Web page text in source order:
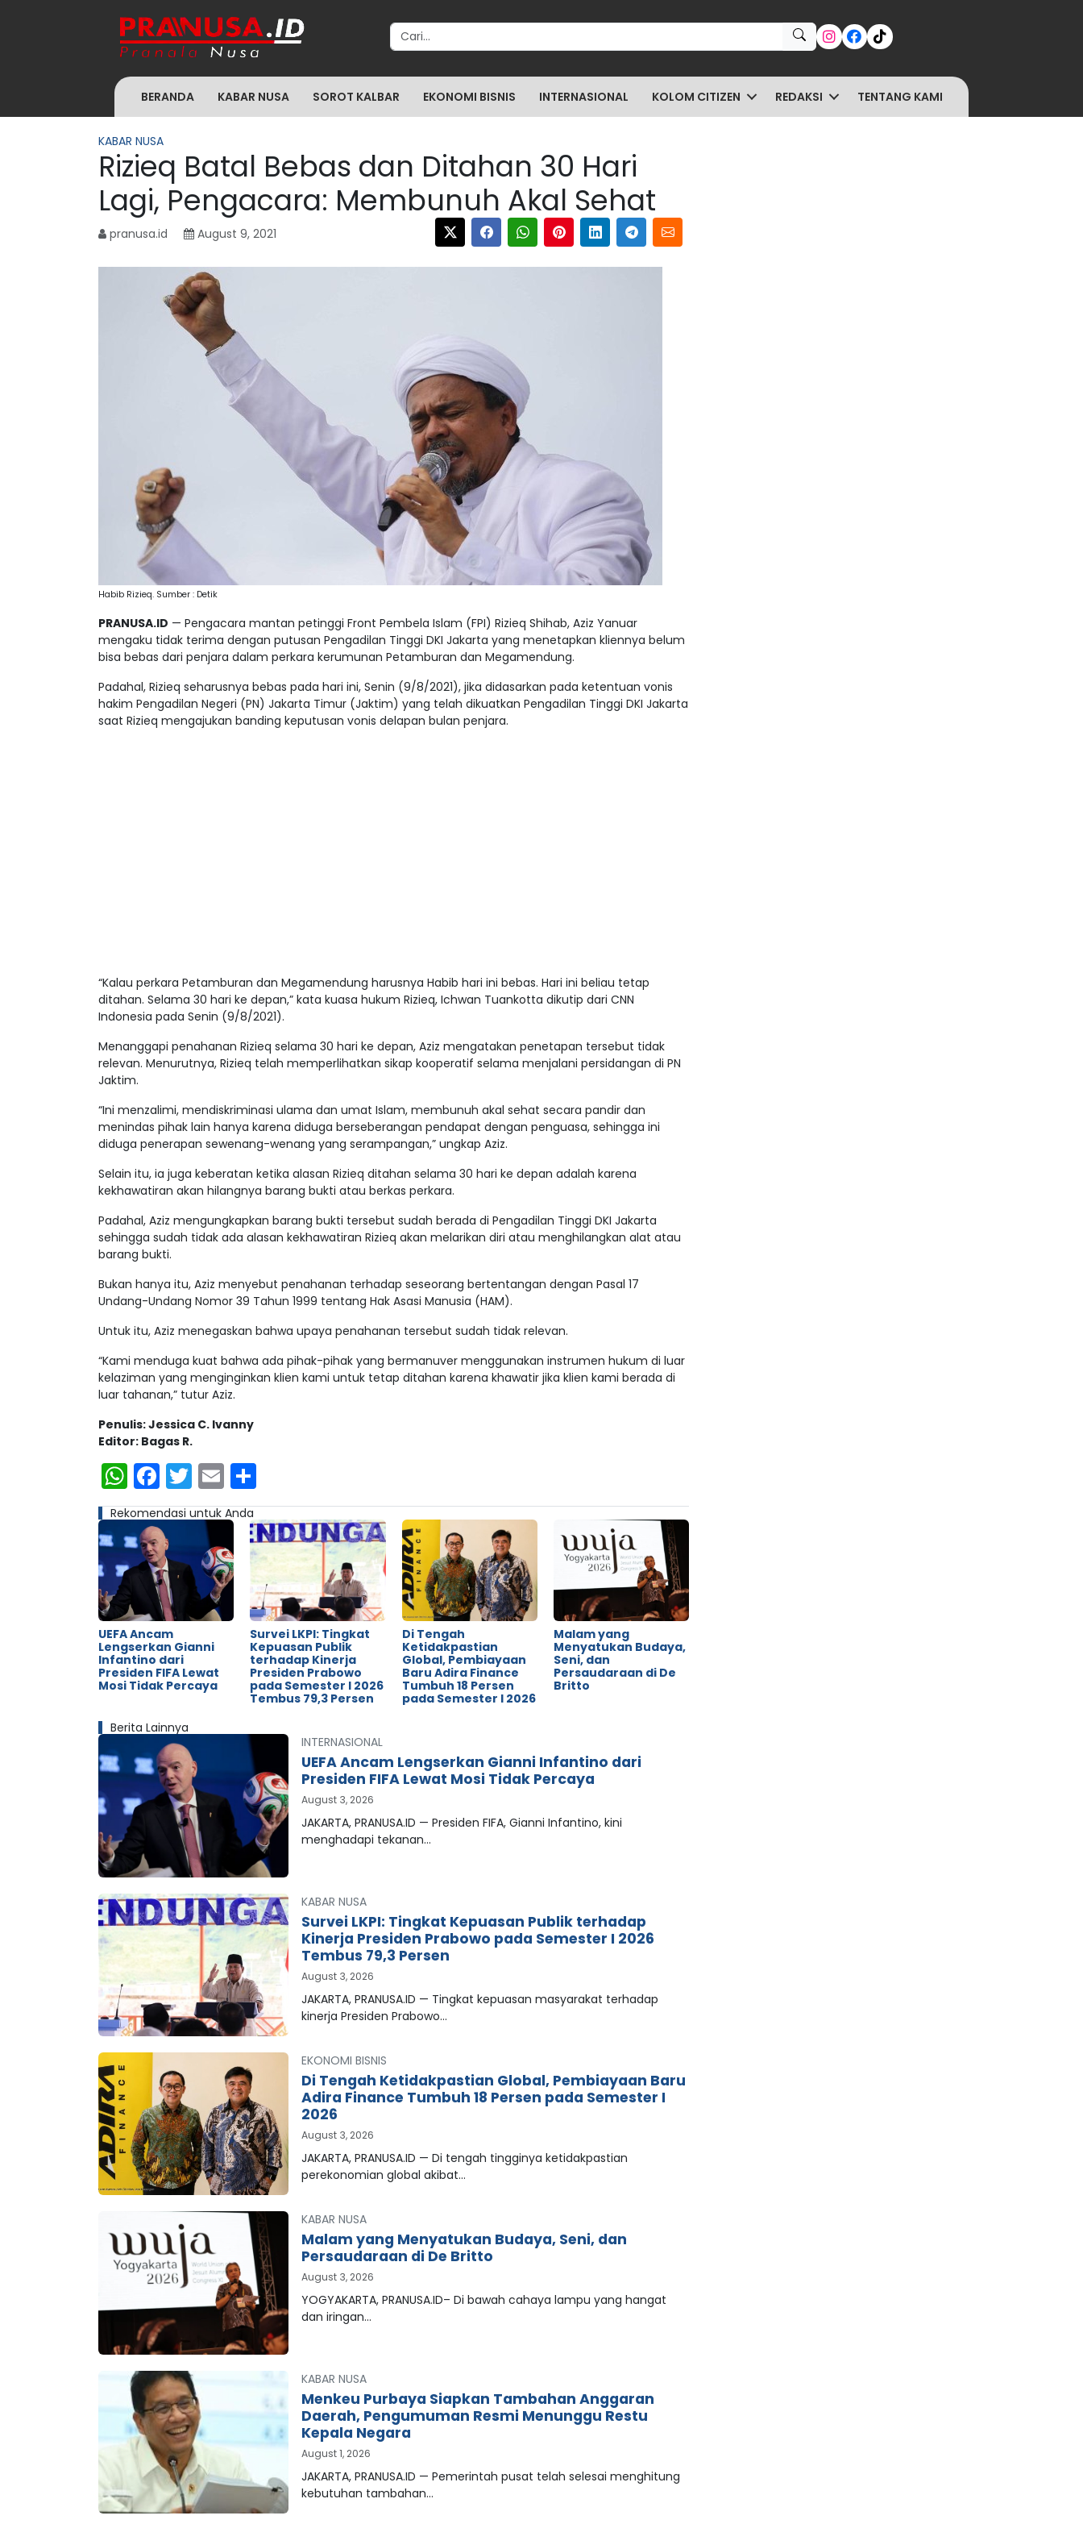
Search for:
BERANDA KABAR NUSA SOROT KALBAR EKONOMI BISNIS INTERNASIONAL KOLOM CITIZEN REDAKSI TENTANG KAMI
KABAR NUSA
Rizieq Batal Bebas dan Ditahan 30 Hari
Lagi, Pengacara: Membunuh Akal Sehat
pranusa.id August 9, 2021
Habib Rizieq. Sumber : Detik
PRANUSA.ID — Pengacara mantan petinggi Front Pembela Islam (FPI) Rizieq Shihab, Aziz Yanuar
mengaku tidak terima dengan putusan Pengadilan Tinggi DKI Jakarta yang menetapkan kliennya belum
bisa bebas dari penjara dalam perkara kerumunan Petamburan dan Megamendung.
Padahal, Rizieq seharusnya bebas pada hari ini, Senin (9/8/2021), jika didasarkan pada ketentuan vonis
hakim Pengadilan Negeri (PN) Jakarta Timur (Jaktim) yang telah dikuatkan Pengadilan Tinggi DKI Jakarta
saat Rizieq mengajukan banding keputusan vonis delapan bulan penjara.
“Kalau perkara Petamburan dan Megamendung harusnya Habib hari ini bebas. Hari ini beliau tetap
ditahan. Selama 30 hari ke depan,” kata kuasa hukum Rizieq, Ichwan Tuankotta dikutip dari CNN
Indonesia pada Senin (9/8/2021).
Menanggapi penahanan Rizieq selama 30 hari ke depan, Aziz mengatakan penetapan tersebut tidak
relevan. Menurutnya, Rizieq telah memperlihatkan sikap kooperatif selama menjalani persidangan di PN
Jaktim.
“Ini menzalimi, mendiskriminasi ulama dan umat Islam, membunuh akal sehat secara pandir dan
menindas pihak lain hanya karena diduga berseberangan pendapat dengan penguasa, sehingga ini
diduga penerapan sewenang-wenang yang serampangan,” ungkap Aziz.
Selain itu, ia juga keberatan ketika alasan Rizieq ditahan selama 30 hari ke depan adalah karena
kekhawatiran akan hilangnya barang bukti atau berkas perkara.
Padahal, Aziz mengungkapkan barang bukti tersebut sudah berada di Pengadilan Tinggi DKI Jakarta
sehingga sudah tidak ada alasan kekhawatiran Rizieq akan melarikan diri atau menghilangkan alat atau
barang bukti.
Bukan hanya itu, Aziz menyebut penahanan terhadap seseorang bertentangan dengan Pasal 17
Undang-Undang Nomor 39 Tahun 1999 tentang Hak Asasi Manusia (HAM).
Untuk itu, Aziz menegaskan bahwa upaya penahanan tersebut sudah tidak relevan.
“Kami menduga kuat bahwa ada pihak-pihak yang bermanuver menggunakan instrumen hukum di luar
kelaziman yang menginginkan klien kami untuk tetap ditahan karena khawatir jika klien kami berada di
luar tahanan,” tutur Aziz.
Penulis: Jessica C. Ivanny
Editor: Bagas R.
WhatsApp
Facebook
Twitter
Email
Rekomendasi untuk Anda
UEFA Ancam
Lengserkan Gianni
Infantino dari
Presiden FIFA Lewat
Mosi Tidak Percaya
Survei LKPI: Tingkat
Kepuasan Publik
terhadap Kinerja
Presiden Prabowo
pada Semester I 2026
Tembus 79,3 Persen
Di Tengah
Ketidakpastian
Global, Pembiayaan
Baru Adira Finance
Tumbuh 18 Persen
pada Semester I 2026
Malam yang
Menyatukan Budaya,
Seni, dan
Persaudaraan di De
Britto
Berita Lainnya
INTERNASIONAL
UEFA Ancam Lengserkan Gianni Infantino dari
Presiden FIFA Lewat Mosi Tidak Percaya
August 3, 2026
JAKARTA, PRANUSA.ID — Presiden FIFA, Gianni Infantino, kini
menghadapi tekanan…
KABAR NUSA
Survei LKPI: Tingkat Kepuasan Publik terhadap
Kinerja Presiden Prabowo pada Semester I 2026
Tembus 79,3 Persen
August 3, 2026
JAKARTA, PRANUSA.ID — Tingkat kepuasan masyarakat terhadap
kinerja Presiden Prabowo…
EKONOMI BISNIS
Di Tengah Ketidakpastian Global, Pembiayaan Baru
Adira Finance Tumbuh 18 Persen pada Semester I
2026
August 3, 2026
JAKARTA, PRANUSA.ID — Di tengah tingginya ketidakpastian
perekonomian global akibat…
KABAR NUSA
Malam yang Menyatukan Budaya, Seni, dan
Persaudaraan di De Britto
August 3, 2026
YOGYAKARTA, PRANUSA.ID– Di bawah cahaya lampu yang hangat
dan iringan…
KABAR NUSA
Menkeu Purbaya Siapkan Tambahan Anggaran
Daerah, Pengumuman Resmi Menunggu Restu
Kepala Negara
August 1, 2026
JAKARTA, PRANUSA.ID — Pemerintah pusat telah selesai menghitung
kebutuhan tambahan…